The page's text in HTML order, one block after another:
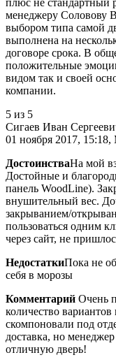
менеджеру Соловову
выбором типа самой
выполнена на
договоре срока. В
положительные
видом так и своей
компании.
5 из 5
Сигаев Иван
01 ноября 2017, 15:18,
ДостоинстваНа мой
Достойные и
панель WoodLine).
внушительный вес.
закрыванием/
пользоваться одним
через сайт, не
НедостаткиПока не
себя в морозы
Комментарий Очень
количество
скомпоновали под
доставка, но
отличную дверь!